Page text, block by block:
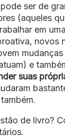
ser de
(aqueles
em
novos
e
suas
de livro?